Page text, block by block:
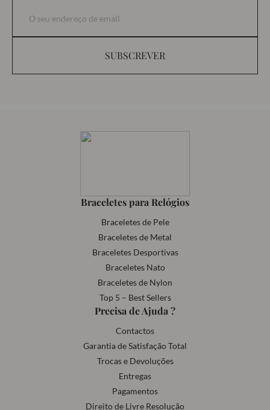
SUBSCREVER
Braceletes para Relógios
Braceletes de Pele
Braceletes de Metal
Braceletes Desportivas
Braceletes Nato
Braceletes de Nylon
Top 5 – Best Sellers
Precisa de Ajuda ?
Contactos
Garantia de Satisfação Total
Trocas e Devoluções
Entregas
Pagamentos
Direito de Livre Resolução